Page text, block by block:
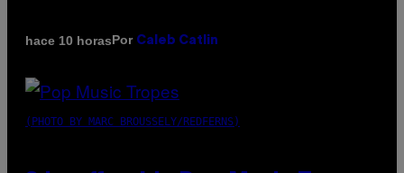
hace 10 horasPor Caleb Catlin
(PHOTO BY MARC BROUSSELY/REDFERNS)